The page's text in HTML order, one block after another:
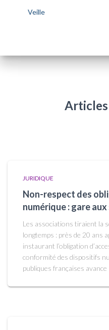
Veille
JURIDIQUE
Non-respect des
numérique : gare
Les associations tiraient la
longtemps : près de 20 ans
instaurant l’obligation
conformité des dispositifs
publiques françaises avance